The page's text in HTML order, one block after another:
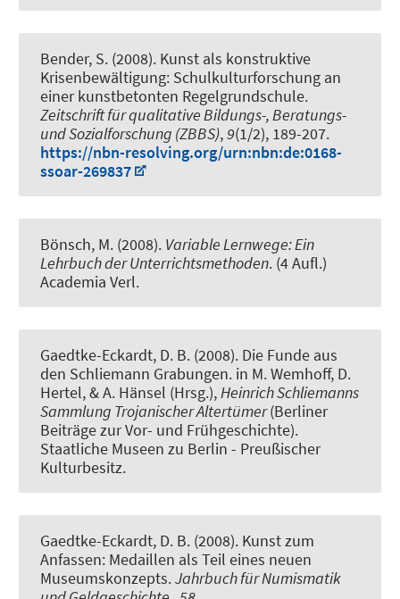
Bender, S. (2008). Kunst als konstruktive
Krisenbewältigung: Schulkulturforschung an
einer kunstbetonten Regelgrundschule.
Zeitschrift für qualitative Bildungs-, Beratungs-
und Sozialforschung (ZBBS),9(1/2), 189-207.
https://nbn-resolving.org/urn:nbn:de:0168-
ssoar-269837
Bönsch, M. (2008). Variable Lernwege: Ein
Lehrbuch der Unterrichtsmethoden. (4 Aufl.)
Academia Verl.
Gaedtke-Eckardt, D. B. (2008). Die Funde aus
den Schliemann Grabungen. in M. Wemhoff, D.
Hertel, & A. Hänsel (Hrsg.),Heinrich Schliemanns
Sammlung Trojanischer Altertümer(Berliner
Beiträge zur Vor- und Frühgeschichte).
Staatliche Museen zu Berlin - Preußischer
Kulturbesitz.
Gaedtke-Eckardt, D. B. (2008). Kunst zum
Anfassen: Medaillen als Teil eines neuen
Museumskonzepts.Jahrbuch für Numismatik